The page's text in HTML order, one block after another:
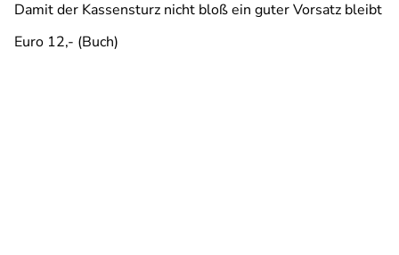
Damit der Kassensturz nicht bloß ein guter Vorsatz bleibt
Euro 12,- (Buch)